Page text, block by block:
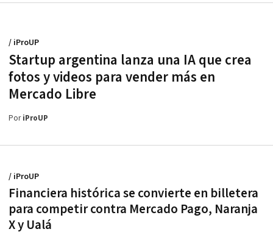
Startup argentina lanza una IA que crea
fotos y videos para vender más en
Mercado Libre
/ iProUP
PoriProUP
Financiera histórica se convierte en billetera
para competir contra Mercado Pago, Naranja
X y Ualá
/ iProUP